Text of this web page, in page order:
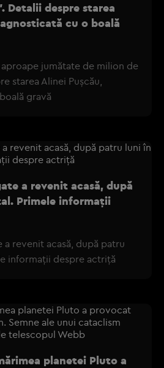
Detalii despre starea
cu o boală
jumătate de milion de
starea Alinei Pușcău,
gravă
a revenit acasă, după
Primele informații
a revenit acasă, după patru
informații despre actriță
planetei Pluto a